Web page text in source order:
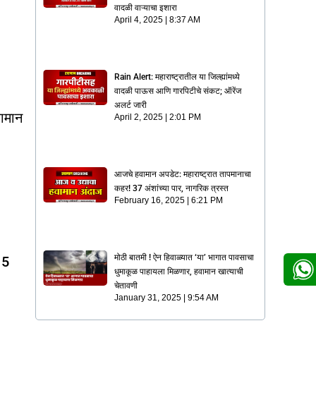
वादळी वाऱ्याचा इशारा
April 4, 2025
8:37 AM
Rain Alert: महाराष्ट्रातील या जिल्ह्यांमध्ये
वादळी पाऊस आणि गारपिटीचे संकट; ऑरेंज
अलर्ट जारी
April 2, 2025
2:01 PM
आजचे हवामान अपडेट: महाराष्ट्रात तापमानाचा
कहर! 37 अंशांच्या पार, नागरिक त्रस्त
February 16, 2025
6:21 PM
मोठी बातमी ! ऐन हिवाळ्यात ‘या’ भागात पावसाचा
धुमाकूळ पाहायला मिळणार, हवामान खात्याची
चेतावणी
January 31, 2025
9:54 AM